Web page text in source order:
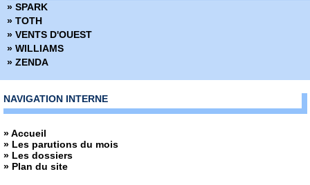
» SPARK
» TOTH
» VENTS D'OUEST
» WILLIAMS
» ZENDA
NAVIGATION INTERNE
» Accueil
» Les parutions du mois
» Les dossiers
» Plan du site